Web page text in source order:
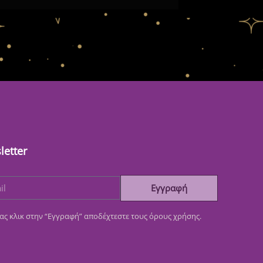
Εγγραφή
κλικ στην “Εγγραφή” αποδέχτεστε τους όρους χρήσης.